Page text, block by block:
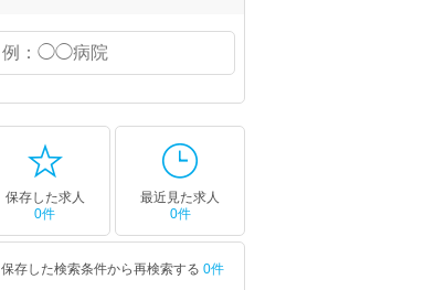
セラピスト
世の中の需要の高まりととも
保存した求人
0件
最近見た求人
0件
保存した検索条件から再検索する 0件